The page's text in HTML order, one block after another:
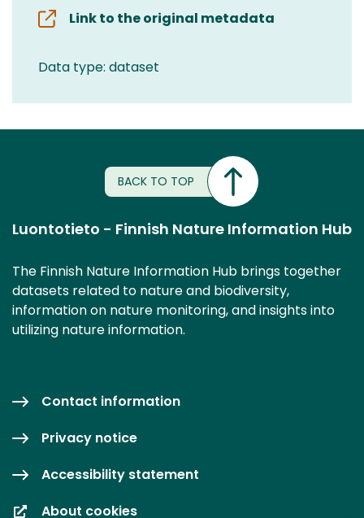
Link to the original metadata
Data type: dataset
BACK TO TOP
Luontotieto - Finnish Nature Information Hub
The Finnish Nature Information Hub brings together
datasets related to nature and biodiversity,
information on nature monitoring, and insights into
utilizing nature information.
Contact information
Privacy notice
Accessibility statement
About cookies